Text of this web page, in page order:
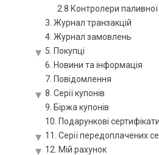
2.8 Контролери
3. Журнал транзакцій
4. Журнал замовлень
5. Покупці
6. Новини та інформація
7. Повідомлення
8. Серії купонів
9. Біржа купонів
10. Подарункові сертифікати
11. Серії передоплачених
12. Мій рахунок